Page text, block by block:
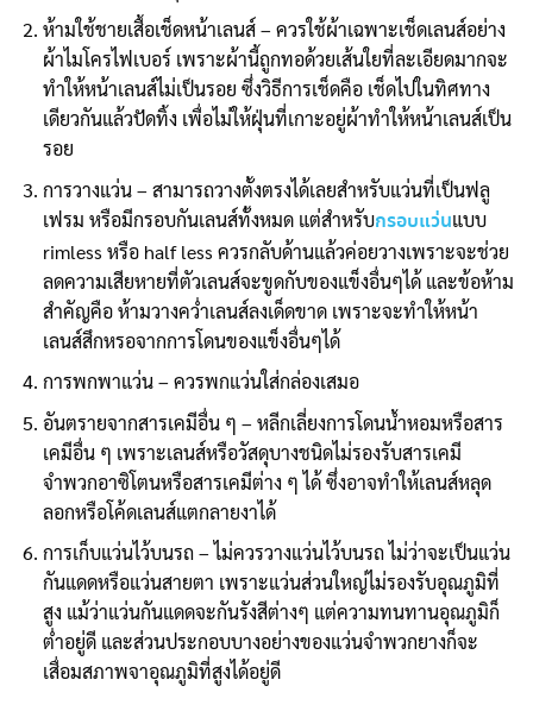
ห้ามใช้ชายเสื้อเช็ดหน้าเลนส์ – ควรใช้ผ้าเฉพาะเช็ดเลนส์อย่าง
ผ้าไมโครไฟเบอร์ เพราะผ้านี้ถูกทอด้วยเส้นใยที่ละเอียดมากจะ
ทำให้หน้าเลนส์ไม่เป็นรอย ซึ่งวิธีการเช็ดคือ เช็ดไปในทิศทาง
เดียวกันแล้วปัดทิ้ง เพื่อไม่ให้ฝุ่นที่เกาะอยู่ผ้าทำให้หน้าเลนส์เป็น
รอย
การวางแว่น – สามารถวางตั้งตรงได้เลยสำหรับแว่นที่เป็นฟลู
เฟรม หรือมีกรอบกันเลนส์ทั้งหมด แต่สำหรับกรอบแว่นแบบ
rimless หรือ half less ควรกลับด้านแล้วค่อยวางเพราะจะช่วย
ลดความเสียหายที่ตัวเลนส์จะขูดกับของแข็งอื่นๆได้ และข้อห้าม
สำคัญคือ ห้ามวางคว่ำเลนส์ลงเด็ดขาด เพราะจะทำให้หน้า
เลนส์สึกหรอจากการโดนของแข็งอื่นๆได้
การพกพาแว่น – ควรพกแว่นใส่กล่องเสมอ
อันตรายจากสารเคมีอื่น ๆ – หลีกเลี่ยงการโดนน้ำหอมหรือสาร
เคมีอื่น ๆ เพราะเลนส์หรือวัสดุบางชนิดไม่รองรับสารเคมี
จำพวกอาซิโตนหรือสารเคมีต่าง ๆ ได้ ซึ่งอาจทำให้เลนส์หลุด
ลอกหรือโค้ดเลนส์แตกลายงาได้
การเก็บแว่นไว้บนรถ – ไม่ควรวางแว่นไว้บนรถ ไม่ว่าจะเป็นแว่น
กันแดดหรือแว่นสายตา เพราะแว่นส่วนใหญ่ไม่รองรับอุณภูมิที่
สูง แม้ว่าแว่นกันแดดจะกันรังสีต่างๆ แต่ความทนทานอุณภูมิก็
ต่ำอยู่ดี และส่วนประกอบบางอย่างของแว่นจำพวกยางก็จะ
เสื่อมสภาพจาอุณภูมิที่สูงได้อยู่ดี